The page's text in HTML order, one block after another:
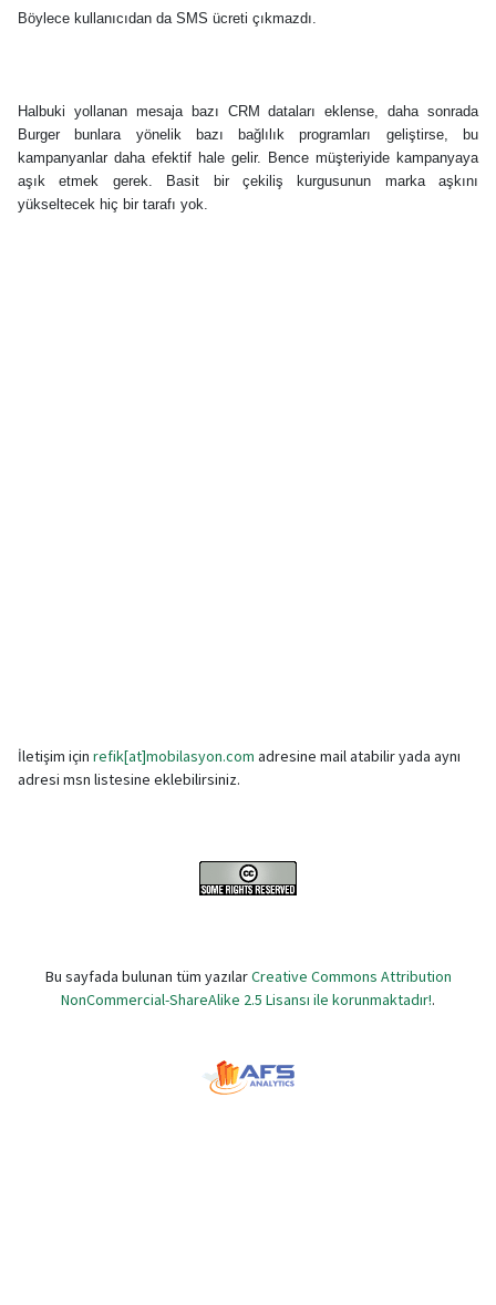
Böylece kullanıcıdan da SMS ücreti çıkmazdı.
Halbuki yollanan mesaja bazı CRM dataları eklense, daha sonrada
Burger bunlara yönelik bazı bağlılık programları geliştirse, bu
kampanyanlar daha efektif hale gelir. Bence müşteriyide kampanyaya
aşık etmek gerek. Basit bir çekiliş kurgusunun marka aşkını
yükseltecek hiç bir tarafı yok.
İletişim için refik[at]mobilasyon.com adresine mail atabilir yada aynı
adresi msn listesine eklebilirsiniz.
Bu sayfada bulunan tüm yazılarCreative Commons Attribution
NonCommercial-ShareAlike 2.5 Lisansı ile korunmaktadır!.